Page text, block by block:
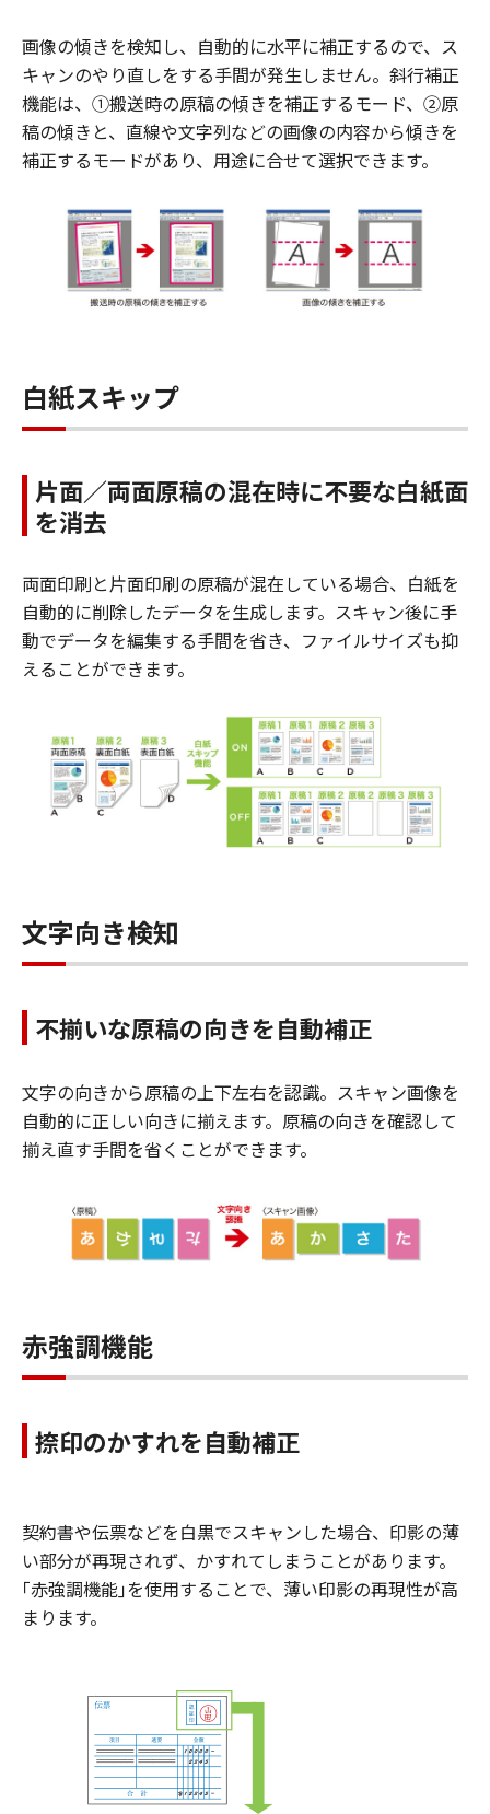
画像の傾きを検知し、自動的に水平に補正するので、ス
キャンのやり直しをする手間が発生しません。斜行補正
機能は、①搬送時の原稿の傾きを補正するモード、②原
稿の傾きと、直線や文字列などの画像の内容から傾きを
補正するモードがあり、用途に合せて選択できます。
白紙スキップ
片面／両面原稿の混在時に不要な白紙面
を消去
両面印刷と片面印刷の原稿が混在している場合、白紙を
自動的に削除したデータを生成します。スキャン後に手
動でデータを編集する手間を省き、ファイルサイズも抑
えることができます。
文字向き検知
不揃いな原稿の向きを自動補正
文字の向きから原稿の上下左右を認識。スキャン画像を
自動的に正しい向きに揃えます。原稿の向きを確認して
揃え直す手間を省くことができます。
赤強調機能
捺印のかすれを自動補正
契約書や伝票などを白黒でスキャンした場合、印影の薄
い部分が再現されず、かすれてしまうことがあります。
｢赤強調機能｣を使用することで、薄い印影の再現性が高
まります。